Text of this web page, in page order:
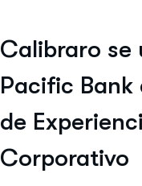
Calibraro se
Pacific
de
Corporativo